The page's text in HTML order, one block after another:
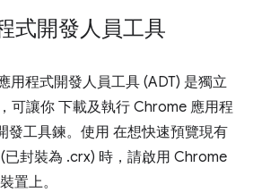
式開發人員工具
用程式開發人員工具 (ADT) 是獨立
可讓你 下載及執行 Chrome 應用程
發工具鍊。使用 在想快速預覽現有
已封裝為 .crx) 時，請啟用 Chrome
置上。